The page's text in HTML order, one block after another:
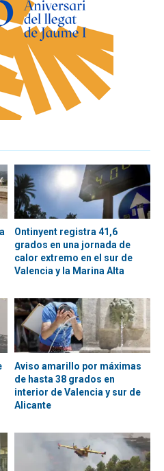
Ontinyent registra 41,6
grados en una jornada de
calor extremo en el sur de
Valencia y la Marina Alta
Aviso amarillo por máximas
de hasta 38 grados en
interior de Valencia y sur de
Alicante